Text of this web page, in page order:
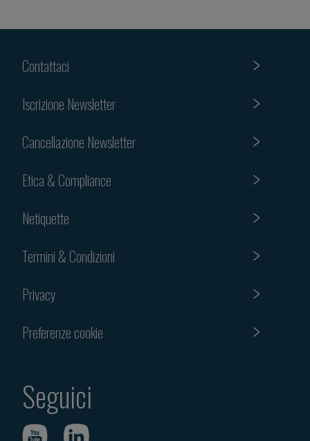
Contattaci
Iscrizione Newsletter
Cancellazione Newsletter
Etica & Compliance
Netiquette
Termini & Condizioni
Privacy
Preferenze cookie
Seguici